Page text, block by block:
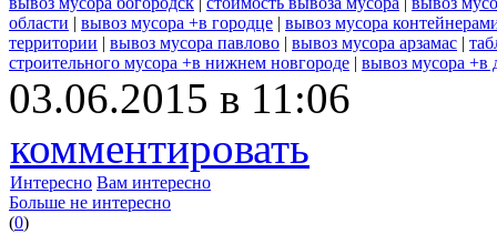
области | вывоз мусора +в городце | вывоз мусора
территории | вывоз мусора павлово | вывоз мусора арзамас |
строительного мусора +в нижнем новгороде | вывоз мусора +в
03.06.2015 в 11:06
комментировать
Интересно Вам интересно
Больше не интересно
(0)